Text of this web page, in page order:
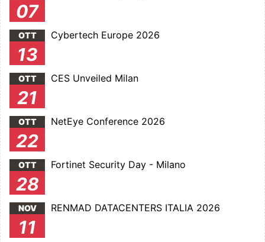
07
OTT
13
Cybertech Europe 2026
OTT
21
CES Unveiled Milan
OTT
22
NetEye Conference 2026
OTT
28
Fortinet Security Day - Milano
NOV
11
RENMAD DATACENTERS ITALIA 2026